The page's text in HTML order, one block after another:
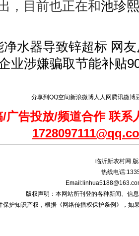
，目前也正在和池珍熙
净水器导致锌超标 网
业涉嫌骗取节能补贴
分享到 QQ空间新浪微博人人网 腾讯微博
告投放/频道合作 联系
临沂新农村网
热线电话
版权声明：本网站所刊登的各种新闻、信
保护知识产权，根据《网络传播权保护条例》，如